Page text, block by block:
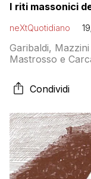
I riti massonici
neXtQuotidiano
Garibaldi,
Mastrosso e
criminale
simbologia vicina
Condividi